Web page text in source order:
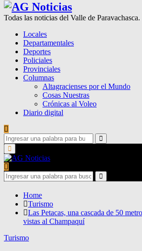
Todas las noticias del Valle de Paravachasca.
Locales
Departamentales
Deportes
Policiales
Provinciales
Columnas
Altagracienses por el Mundo
Cosas Nuestras
Crónicas al Voleo
Diario digital
Search
for:
Search
Primary
Menu
Search
for:
Search
Home
Turismo
Las Petacas, una cascada de 50
vistas al Champaquí
Turismo